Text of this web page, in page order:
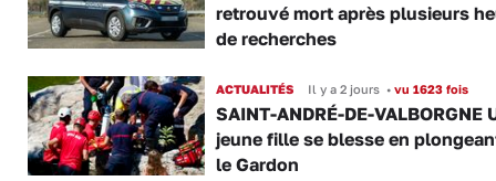
retrouvé mort après plusieurs
de recherches
ACTUALITÉS Il y a 2 jours •vu 1623 fois
SAINT-ANDRÉ-DE-VALBORGNE
jeune fille se blesse en
le Gardon